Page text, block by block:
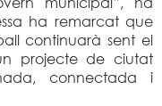
ha remarcat que
continuarà sent el
projecte de ciutat
connectada i